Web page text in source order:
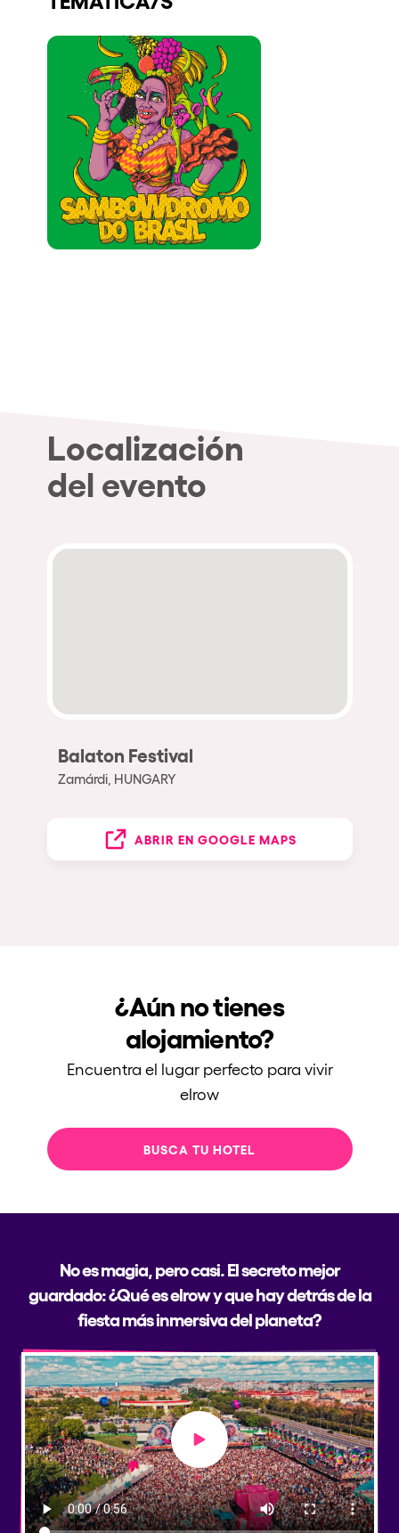
¿Quieres trabajar con nosotros?
elrow News
Síguenos en tiktok
Síguenos en facebook
Síguenos en instagram
Síguenos en twitter
Síguenos en linkedin
Síguenos en youtube
Política de Privacidad
Política de Cookies
Localización
del evento
Balaton Festival
Zamárdi, HUNGARY
ABRIR EN GOOGLE MAPS
¿Aún no tienes
alojamiento?
Encuentra el lugar perfecto para vivir
elrow
BUSCA TU HOTEL
No es magia, pero casi. El secreto mejor
guardado: ¿Qué es elrow y que hay detrás de la
fiesta más inmersiva del planeta?
Play video